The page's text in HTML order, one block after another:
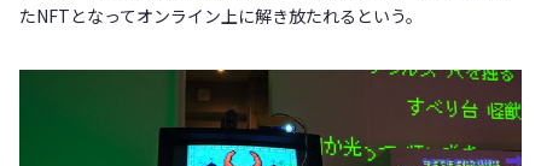
たNFTとなってオンライン上に解き放たれるという。